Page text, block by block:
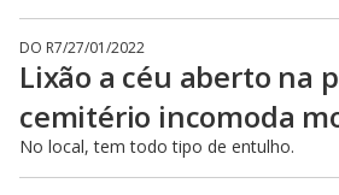
DO R7/27/01/2022
Lixão a céu aberto na
cemitério incomoda
No local, tem todo tipo de entulho.